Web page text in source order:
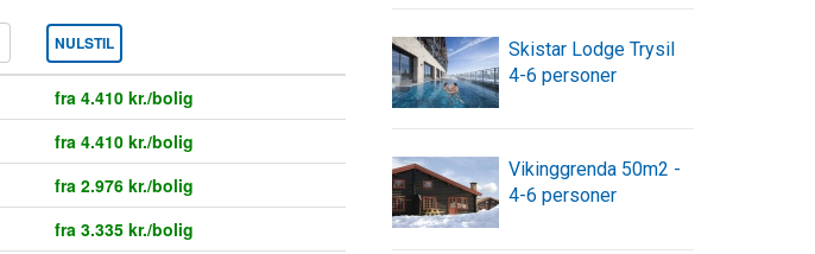
NULSTIL
fra 4.410 kr./bolig
fra 4.410 kr./bolig
fra 2.976 kr./bolig
fra 3.335 kr./bolig
Skistar Lodge Trysil
4-6 personer
Vikinggrenda 50m2 -
4-6 personer